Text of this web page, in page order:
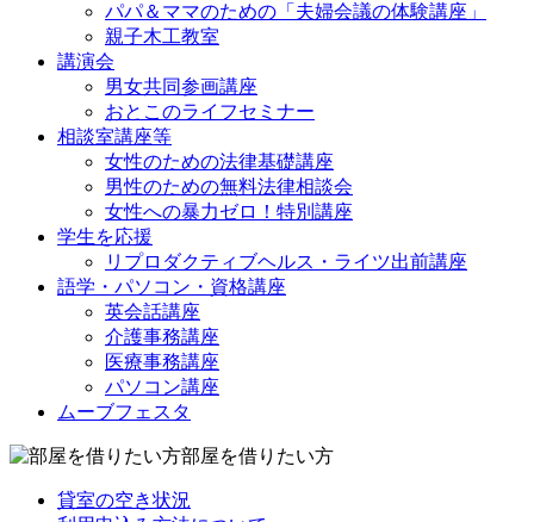
パパ＆ママのための「夫婦会議の体験講座」
親子木工教室
講演会
男女共同参画講座
おとこのライフセミナー
相談室講座等
女性のための法律基礎講座
男性のための無料法律相談会
女性への暴力ゼロ！特別講座
学生を応援
リプロダクティブヘルス・ライツ出前講座
語学・パソコン・資格講座
英会話講座
介護事務講座
医療事務講座
パソコン講座
ムーブフェスタ
部屋を借りたい方
貸室の空き状況